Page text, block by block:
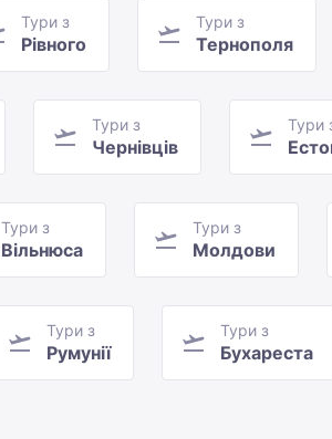
Тури з
Рівного
Тури з
Тернополя
Тури з
Чернівців
Тури
Тури з
Вільнюса
Тури з
Молдови
Тури з
Румунії
Тури з
Бухареста